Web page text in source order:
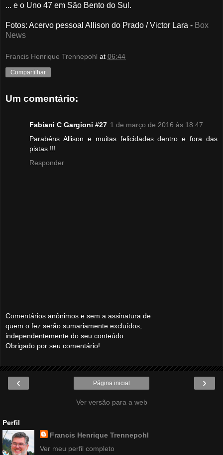
... e o Uno 47 em São Bento do Sul.
Fotos: Acervo pessoal Allison do Prado /Victor Lara - Box
News
Francis Henrique Trennepohl at 06:44
Compartilhar
Um comentário:
Fabiani C Gargioni #27 1 de março de 2016 às 18:47
Parabéns Allison e muitas felicidades dentro e fora das
pistas !!!
Responder
Comentários anônimos e sem a assinatura de
quem o fez serão sumariamente excluídos,
independentemente do seu conteúdo.
Obrigado por seu comentário!
‹ ›
Página inicial
Ver versão para a web
Perfil
Francis Henrique Trennepohl
Ver meu perfil completo